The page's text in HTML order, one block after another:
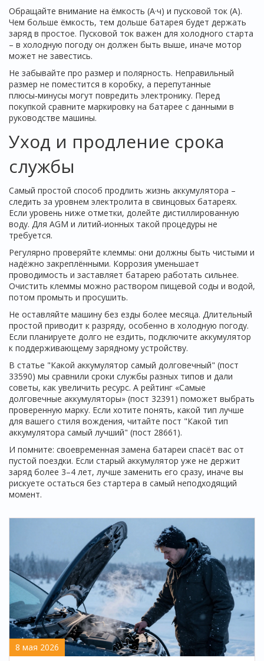
Обращайте внимание на ёмкость (А·ч) и пусковой ток (A).
Чем больше ёмкость, тем дольше батарея будет держать
заряд в простое. Пусковой ток важен для холодного старта
– в холодную погоду он должен быть выше, иначе мотор
может не завестись.
Не забывайте про размер и полярность. Неправильный
размер не поместится в коробку, а перепутанные
плюсы‑минусы могут повредить электронику. Перед
покупкой сравните маркировку на батарее с данными в
руководстве машины.
Уход и продление срока
службы
Самый простой способ продлить жизнь аккумулятора –
следить за уровнем электролита в свинцовых батареях.
Если уровень ниже отметки, долейте дистиллированную
воду. Для AGM и литий‑ионных такой процедуры не
требуется.
Регулярно проверяйте клеммы: они должны быть чистыми и
надёжно закреплёнными. Коррозия уменьшает
проводимость и заставляет батарею работать сильнее.
Очистить клеммы можно раствором пищевой соды и водой,
потом промыть и просушить.
Не оставляйте машину без езды более месяца. Длительный
простой приводит к разряду, особенно в холодную погоду.
Если планируете долго не ездить, подключите аккумулятор
к поддерживающему зарядному устройству.
В статье "Какой аккумулятор самый долговечный" (пост
33590) мы сравнили сроки службы разных типов и дали
советы, как увеличить ресурс. А рейтинг «Самые
долговечные аккумуляторы» (пост 32391) поможет выбрать
проверенную марку. Если хотите понять, какой тип лучше
для вашего стиля вождения, читайте пост "Какой тип
аккумулятора самый лучший" (пост 28661).
И помните: своевременная замена батареи спасёт вас от
пустой поездки. Если старый аккумулятор уже не держит
заряд более 3–4 лет, лучше заменить его сразу, иначе вы
рискуете остаться без стартера в самый неподходящий
момент.
8 мая 2026